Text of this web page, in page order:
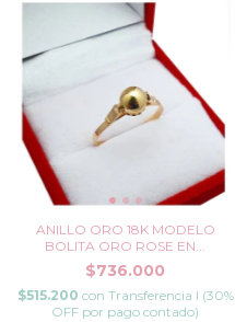
ANILLO ORO 18K MODELO
BOLITA ORO ROSE EN...
$736.000
$515.200 con Transferencia I (30%
OFF por pago contado)